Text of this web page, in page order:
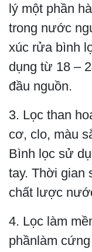
lý một phần
trong nước
xúc rửa bình
dụng từ 18 –
đầu nguồn.
3. Lọc than
cơ, clo, màu
Bình lọc sử
tay. Thời gian
chất lược
4. Lọc làm
phầnlàm